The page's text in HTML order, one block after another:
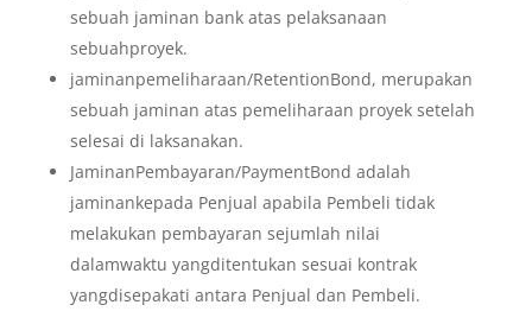
sebuah jaminan bank atas pelaksanaan
sebuahproyek.
jaminanpemeliharaan/RetentionBond, merupakan
sebuah jaminan atas pemeliharaan proyek setelah
selesai di laksanakan.
JaminanPembayaran/PaymentBond adalah
jaminankepada Penjual apabila Pembeli tidak
melakukan pembayaran sejumlah nilai
dalamwaktu yangditentukan sesuai kontrak
yangdisepakati antara Penjual dan Pembeli.